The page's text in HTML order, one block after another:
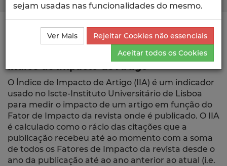
Ciência_Iscte Publicações
Índice de Impacto de
O Índice de Impacto de Artigo (IIA) é um indicador
usado no Iscte-Instituto Universitário de Lisboa
para medir o impacto de um artigo em função do
Fator de Impacto da revista onde é publicado. O IIA
é calculado como o rácio das citações que a
publicação recebeu até ao momento com a soma
de todos os Fatores de Impacto da revista desde o
ano da publicação até ao ano anterior ao atual (i.e.
sejam usadas nas funcionalidades do mesmo.
Ver Mais
Rejeitar Cookies não essenciais
Aceitar todos os Cookies